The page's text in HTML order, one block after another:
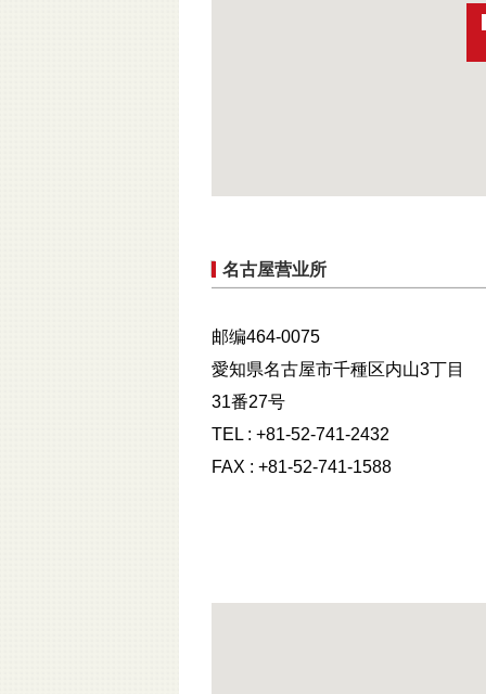
名古屋营业所
邮编464-0075
愛知県名古屋市千種区内山3丁目
31番27号
TEL : +81-52-741-2432
FAX : +81-52-741-1588